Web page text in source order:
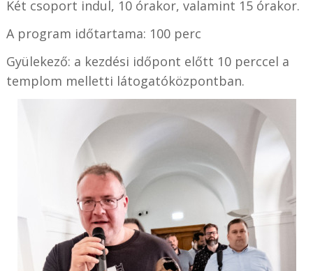
Két csoport indul, 10 órakor, valamint 15 órakor.
A program időtartama: 100 perc
Gyülekező: a kezdési időpont előtt 10 perccel a
templom melletti látogatóközpontban.